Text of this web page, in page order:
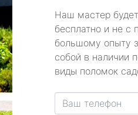
Наш мастер
бесплатно и не с
большому опыту
собой в наличии
виды поломок